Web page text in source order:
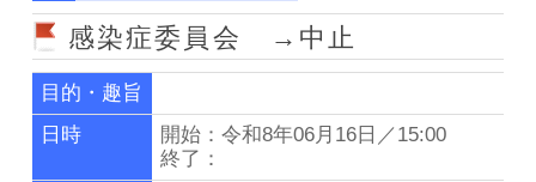
感染症委員会 →中止
目的・趣旨
日時
開始：令和8年06月16日／15:00
終了：
イベントカレンダー
イベント報告